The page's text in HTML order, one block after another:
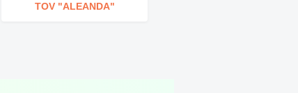
TOV "ALEANDA"